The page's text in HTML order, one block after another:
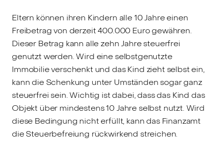
Eltern können ihren Kindern alle 10 Jahre einen
Freibetrag von derzeit 400.000 Euro gewähren.
Dieser Betrag kann alle zehn Jahre steuerfrei
genutzt werden. Wird eine selbstgenutzte
Immobilie verschenkt und das Kind zieht selbst ein,
kann die Schenkung unter Umständen sogar ganz
steuerfrei sein. Wichtig ist dabei, dass das Kind das
Objekt über mindestens 10 Jahre selbst nutzt. Wird
diese Bedingung nicht erfüllt, kann das Finanzamt
die Steuerbefreiung rückwirkend streichen.